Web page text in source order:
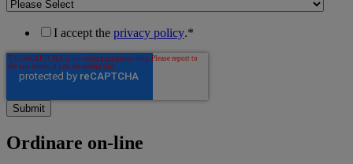
I accept the privacy policy.*
Ordinare on-line